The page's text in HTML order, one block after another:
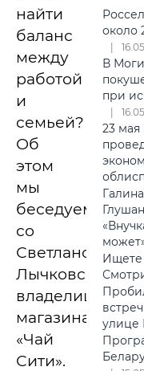
найти
баланс
между
работой
и
семьей?
Об
этом
мы
беседуем
со
Светланой
Лычковской,
владелицей
магазина
«Чай
Сити».
около
В
при
23
Ищете
улице